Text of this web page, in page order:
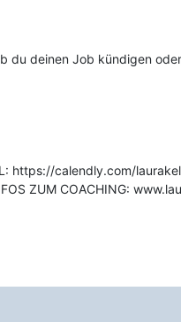
du deinen Job kündigen
https://calendly.com/
ZUM COACHING: